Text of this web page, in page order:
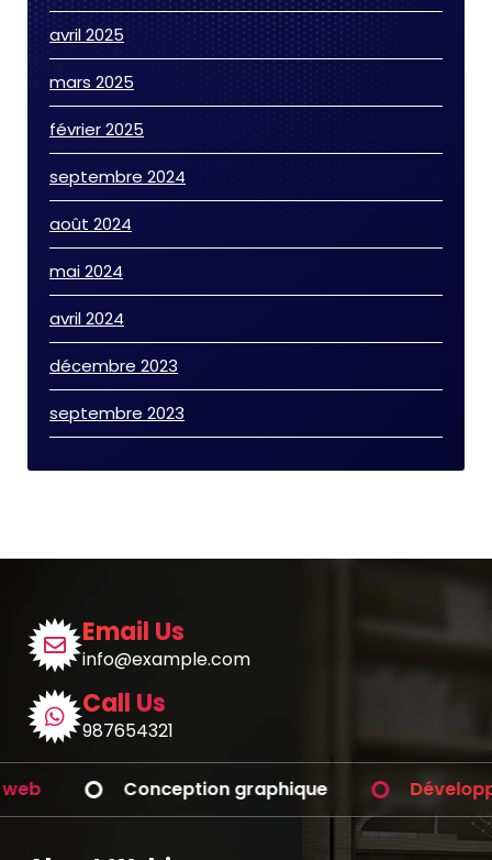
avril 2025
mars 2025
février 2025
septembre 2024
août 2024
mai 2024
avril 2024
décembre 2023
septembre 2023
Email Us
info@example.com
Call Us
987654321
graphique Développement d’app